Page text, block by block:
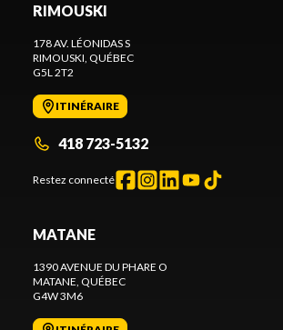
RIMOUSKI
178 AV. LÉONIDAS S
RIMOUSKI , QUÉBEC
G5L 2T2
ITINÉRAIRE
418 723-5132
Restez connecté
MATANE
1390 AVENUE DU PHARE O
MATANE , QUÉBEC
G4W 3M6